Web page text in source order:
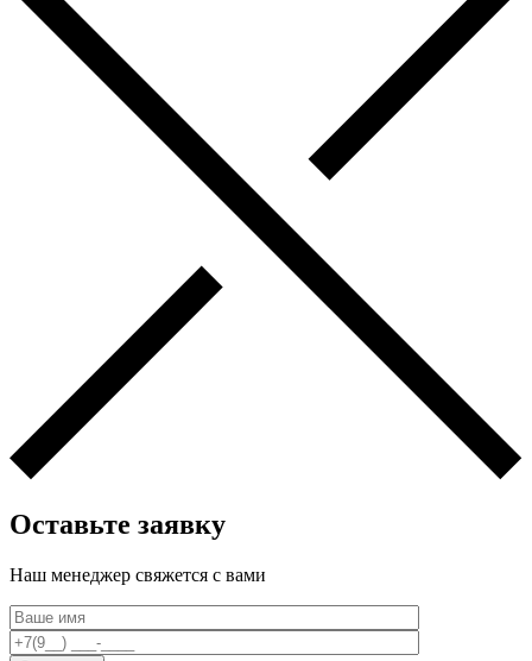
Оставьте заявку
Наш менеджер свяжется c вами